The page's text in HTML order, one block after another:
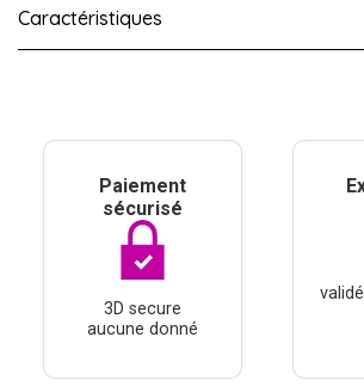
Caractéristiques
Paiement
sécurisé
3D secure
aucune donné